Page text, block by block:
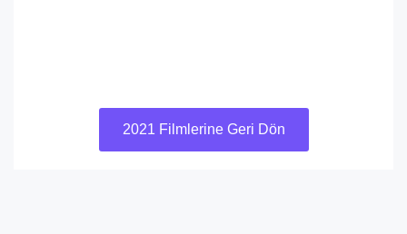
2021 Filmlerine Geri Dön